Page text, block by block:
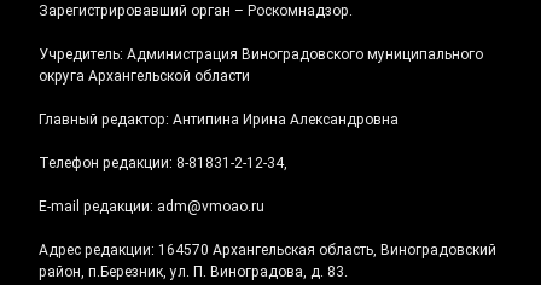
Зарегистрировавший орган – Роскомнадзор.
Учредитель: Администрация Виноградовского муниципального
округа Архангельской области
Главный редактор: Антипина Ирина Александровна
Телефон редакции: 8-81831-2-12-34,
E-mail редакции: adm@vmoao.ru
Адрес редакции: 164570 Архангельская область, Виноградовский
район, п.Березник, ул. П. Виноградова, д. 83.